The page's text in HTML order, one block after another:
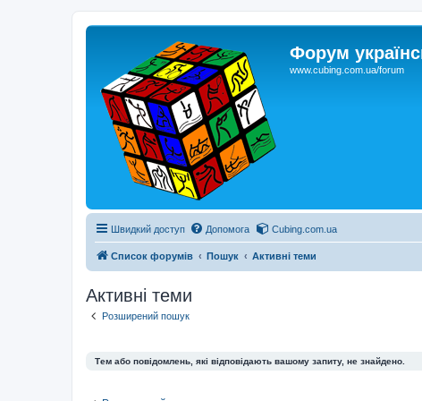
Форум
www.cubing.com.ua/forum
Швидкий доступ Допомога Cubing.com.ua
Список форумів Пошук Активні теми
Активні теми
Розширений пошук
Тем або повідомлень, які відповідають вашому запиту, не знайдено.